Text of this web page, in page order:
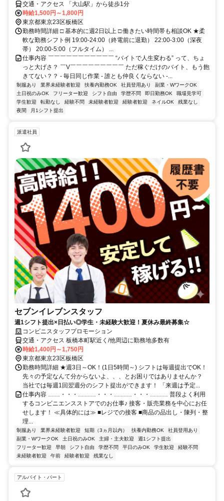
交通・アクセス 「大山駅」から徒歩1分
時給1,500円～1,800円
東京都東京23区板橋区
勤務時間詳細 □ 基本的に週2日以上 □ 働きたい時間帯も相談OK ★柔
軟な勤務シフト例 19:00-24:00（終電前に退勤） 22:00-3:00（深夜
帯） 20:00-5:00（フルタイム） ...
仕事内容 ￣￣￣￣￣￣￣￣￣￣￣ “バイトで人生変わる” って、ちょ
っと大げさ？ ￣V￣￣￣￣￣￣￣￣￣ ただ稼ぐだけのバイト、もう飽
きてない？？ - 毎日同じ作業 - 誰とも仲良くならない -...
制服あり 業界未経験者歓迎 扶養内勤務OK 社員登用あり
副業・WワークOK
土日祝のみOK
フリーター歓迎 シフト自由 学歴不問 即日勤務OK
職場見学可
学生歓迎
転勤なし 経験不問 未経験者歓迎 経験者歓迎 ネイルOK
残業なし
夜間
月1シフト提出
派遣社員
セブンイレブンスタッフ
週1シフト提出×日払い◎学生・未経験大歓迎！夏休み最終募集☆
コンビニスタッフプロモーション
交通・アクセス 板橋本町駅近く/他周辺に勤務地多数有
時給1,400円～1,750円
東京都東京23区板橋区
勤務時間詳細 ★週3日～OK！(1日5時間～) シフトは毎週提出でOK！
先々の予定なんて分からないよ、、、とお困りではありませんか？
当社では毎週1回翌週分のシフト提出ができます！ 「来週は予定...
仕事内容 ……・・・………・・・………・・・……… 普段よく利用
するコンビニエンスストアでのお仕事♪ 接客・販売業務を中心にお任
せします！ ≪具体的には≫ ■レジでの接客 ■商品の品出し・陳列・整
理...
制服あり 業界未経験者歓迎 短期（3ヵ月以内） 扶養内勤務OK
社員登用あり
副業・WワークOK
土日祝のみOK 主婦・主夫歓迎
週1シフト提出
フリーター歓迎
早朝 シフト自由 学歴不問 平日のみOK 学生歓迎
経験不問
未経験者歓迎
午前 経験者歓迎 残業なし
アルバイト・パート